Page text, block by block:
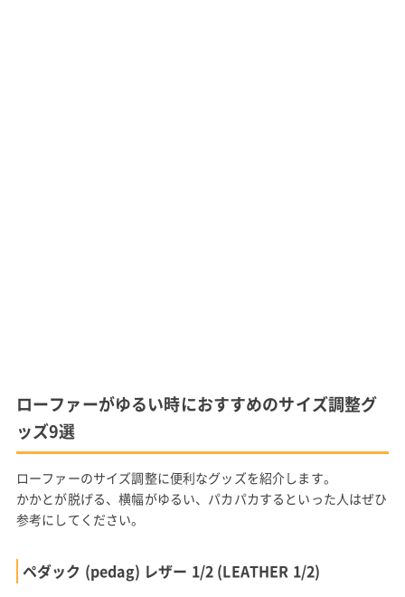
ローファーがゆるい時におすすめのサイズ調整グ
ッズ9選
ローファーのサイズ調整に便利なグッズを紹介します。
かかとが脱げる、横幅がゆるい、パカパカするといった人はぜひ
参考にしてください。
ペダック (pedag) レザー 1/2 (LEATHER 1/2)